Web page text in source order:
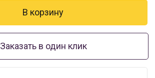
Заказать в один клик